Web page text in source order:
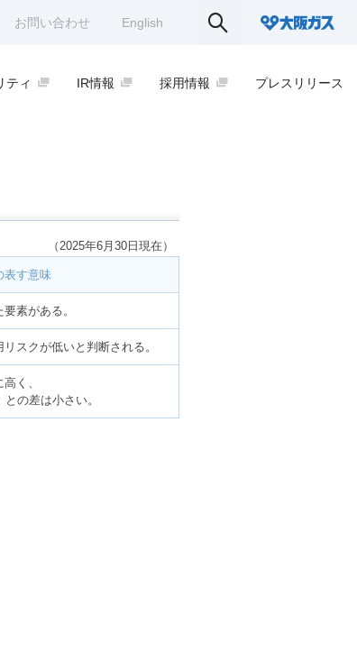
お問い合わせ English
ティ IR情報 採用情報 プレスリリース
（2025年6月30日現在）
表す意味
素がある。
スクが低いと判断される。
く、
の差は小さい。